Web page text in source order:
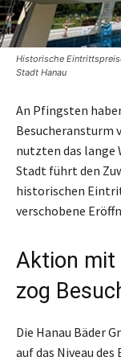
Historische
Stadt Hanau
An Pfingsten
Besucheransturm
nutzten das lange
Stadt führt den
historischen
verschobene
Aktion mit
zog
Die Hanau Bäder
auf das Niveau